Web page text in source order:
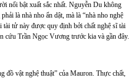
nổi bật xuất sắc nhất. Nguyễn Du không
là nhà nho ẩn dật, mà là “nhà nho nghệ
tài tử này được quy định bởi chất nghệ sĩ tài
cứu Trần Ngọc Vương trước kia và gần đây.
đồ vật nghệ thuật” của Mauron. Thực chất,